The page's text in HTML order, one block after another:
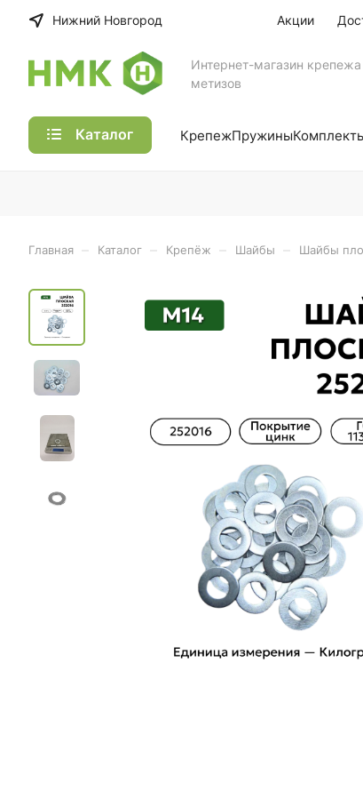
Нижний Новгород Акции
Интернет-магазин
метизов
Каталог КрепежПружины
Главная Каталог Крепёж Шайбы Шайбы